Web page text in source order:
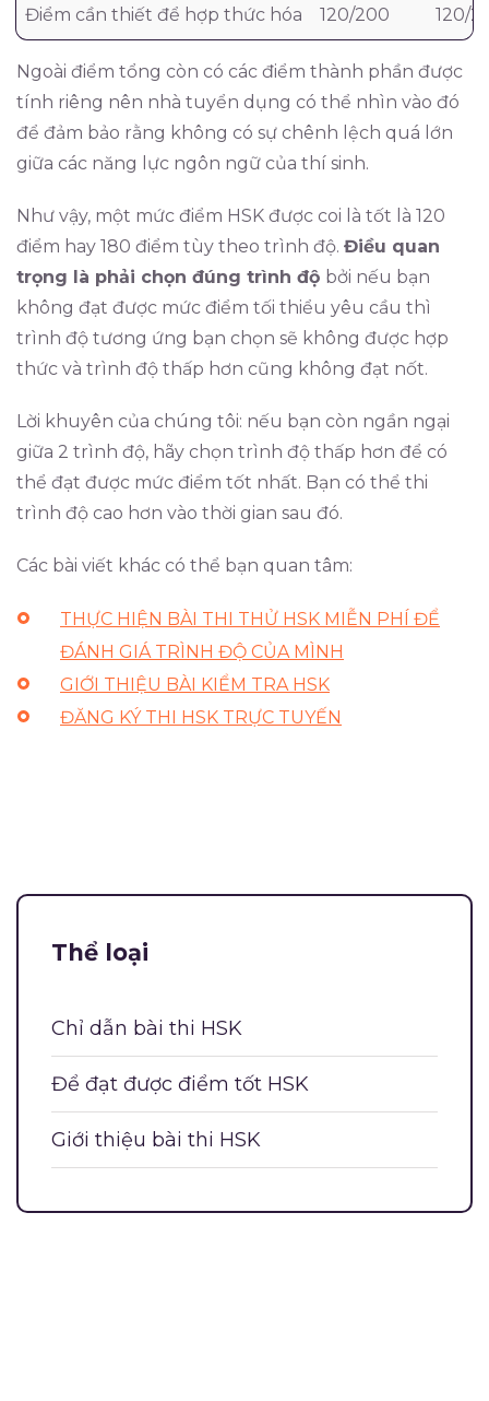
Điểm cần thiết để hợp thức hóa 120/200 120/
Ngoài điểm tổng còn có các điểm thành phần được
tính riêng nên nhà tuyển dụng có thể nhìn vào đó
để đảm bảo rằng không có sự chênh lệch quá lớn
giữa các năng lực ngôn ngữ của thí sinh.
Như vậy, một mức điểm HSK được coi là tốt là 120
điểm hay 180 điểm tùy theo trình độ. Điều quan
trọng là phải chọn đúng trình độ bởi nếu bạn
không đạt được mức điểm tối thiểu yêu cầu thì
trình độ tương ứng bạn chọn sẽ không được hợp
thức và trình độ thấp hơn cũng không đạt nốt.
Lời khuyên của chúng tôi: nếu bạn còn ngần ngại
giữa 2 trình độ, hãy chọn trình độ thấp hơn để có
thể đạt được mức điểm tốt nhất. Bạn có thể thi
trình độ cao hơn vào thời gian sau đó.
Các bài viết khác có thể bạn quan tâm:
THỰC HIỆN BÀI THI THỬ HSK MIỄN PHÍ ĐỂ
ĐÁNH GIÁ TRÌNH ĐỘ CỦA MÌNH
GIỚI THIỆU BÀI KIỂM TRA HSK
ĐĂNG KÝ THI HSK TRỰC TUYẾN
Thể loại
Chỉ dẫn bài thi HSK
Để đạt được điểm tốt HSK
Giới thiệu bài thi HSK